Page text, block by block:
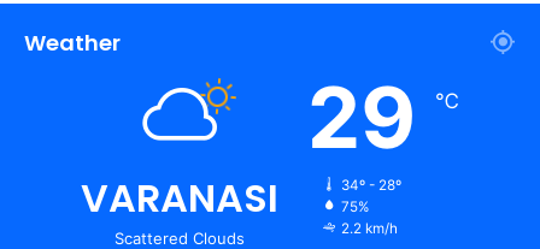
Weather
VARANASI
Scattered Clouds
29 ℃
34º - 28º
75%
2.2 km/h